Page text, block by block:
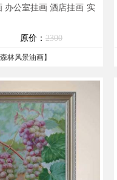
办公室挂画 酒店挂画 实
片，在线支付，全国免
原价： 2300
森林风景油画】